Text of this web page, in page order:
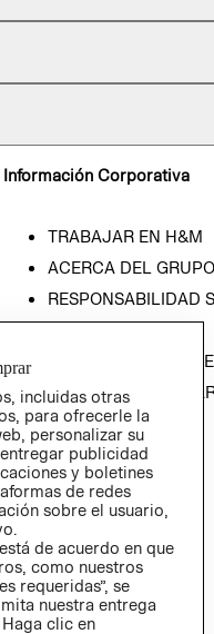
Información Corporativa
TRABAJAR EN H&M
ACERCA DEL
RESPONSABILIDAD
RELACIÓN CON
POLÍTICA
incluidas otras
para ofrecerle la
personalizar su
publicidad
y boletines
de redes
sobre el usuario,
de acuerdo en que
como nuestros
requeridas”, se
nuestra entrega
clic en